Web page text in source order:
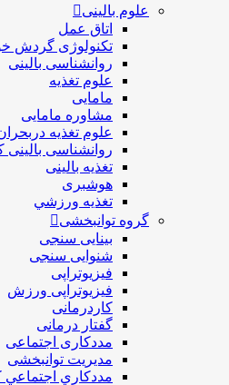
علوم بالینی
اتاق عمل
تکنولوژی گردش
روانشناسی بالینی
علوم تغذیه
مامایی
مشاوره مامایی
علوم تغذیه
روانشناسی بالینی
تغذیه بالینی
هوشبری
تغذيه ورزشي
گروه توانبخشی
بینایی سنجی
شنوایی سنجی
فیزیوتراپی
فیزیوتراپی ورزش
کاردرمانی
گفتار درمانی
مددکاری اجتماعی
مديريت توانبخشی
مددکاري اجتماعي